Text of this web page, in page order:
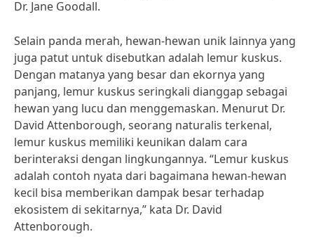
Dr. Jane Goodall.
Selain panda merah, hewan-hewan unik lainnya yang
juga patut untuk disebutkan adalah lemur kuskus.
Dengan matanya yang besar dan ekornya yang
panjang, lemur kuskus seringkali dianggap sebagai
hewan yang lucu dan menggemaskan. Menurut Dr.
David Attenborough, seorang naturalis terkenal,
lemur kuskus memiliki keunikan dalam cara
berinteraksi dengan lingkungannya. “Lemur kuskus
adalah contoh nyata dari bagaimana hewan-hewan
kecil bisa memberikan dampak besar terhadap
ekosistem di sekitarnya,” kata Dr. David
Attenborough.